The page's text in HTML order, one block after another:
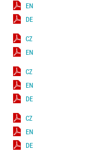
EN
DE
CZ
EN
CZ
EN
DE
CZ
EN
DE